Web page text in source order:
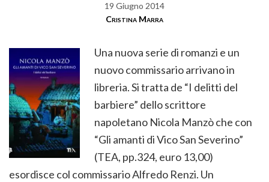
19 Giugno 2014
Cristina Marra
Una nuova serie di romanzi e un
nuovo commissario arrivano in
libreria. Si tratta de “I delitti del
barbiere” dello scrittore
napoletano Nicola Manzò che con
“Gli amanti di Vico San Severino”
(TEA, pp.324, euro 13,00)
esordisce col commissario Alfredo Renzi. Un